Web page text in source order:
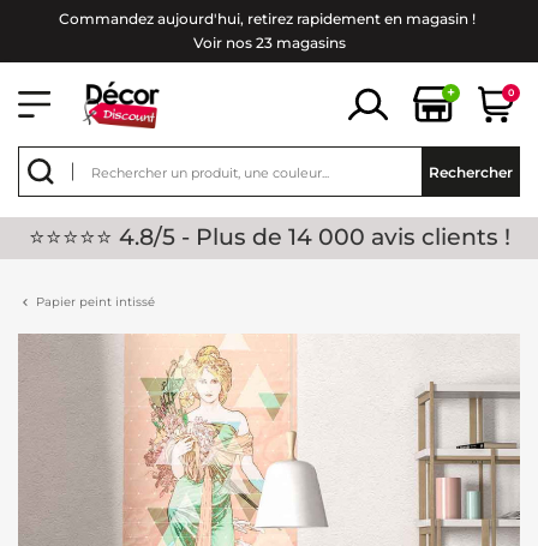
Commandez aujourd'hui, retirez rapidement en magasin !
Voir nos 23 magasins
+ 0
Rechercher
⭐⭐⭐⭐⭐ 4.8/5 - Plus de 14 000 avis clients !
Papier peint intissé